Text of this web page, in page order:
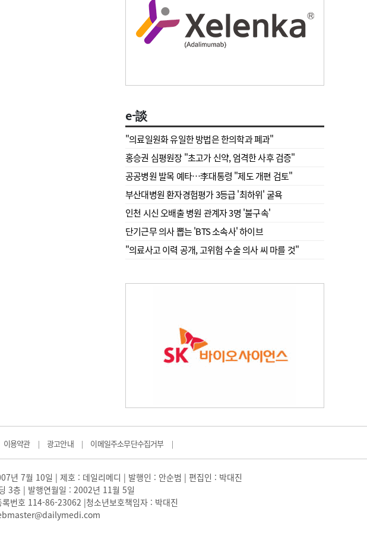
e-談
"의료일원화 유일한 방법은 한의학과 폐과"
홍승권 심평원장 " 초고가 신약, 엄격한 사후 검증"
공공병원 발목 예타…李대통령 "제도 개편 검토"
부산대병원 환자경험평가 3등급 '최하위' 굴욕
인천 시신 오배출 병원 관계자 3명 '불구속'
단기근무 의사 뽑는 'BTS 소속사' 하이브
"의료사고 이력 공개, 고위험 수술 의사 씨 마를 것"
이용약관 | 광고안내 | 이메일주소무단수집거부 |
년 7월 10일 | 제호 : 데일리메디 | 발행인 : 안순범 | 편집인 : 박대진
3층 | 발행연월일 : 2002년 11월 5일
번호 114-86-23062 |청소년보호책임자 : 박대진